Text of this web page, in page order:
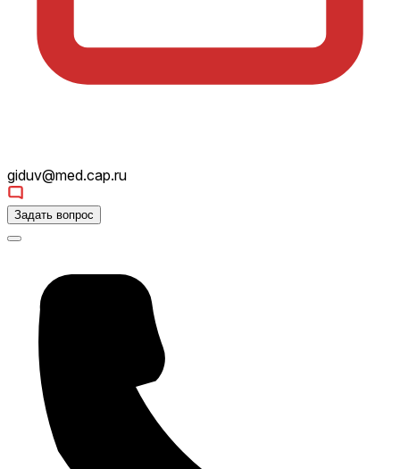
giduv@med.cap.ru
Задать вопрос